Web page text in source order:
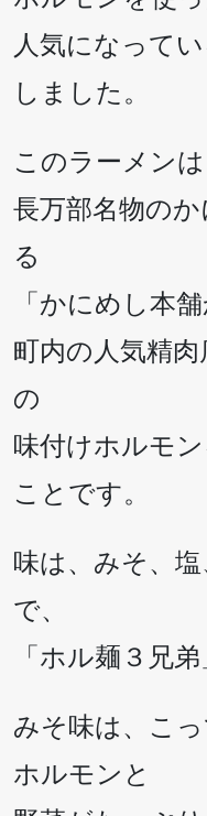
人気になって
しました。
このラーメンは
長万部名物の
る
「かにめし本
町内の人気精肉
の
味付けホルモ
ことです。
味は、みそ、
で、
「ホル麺３兄
みそ味は、こ
ホルモンと